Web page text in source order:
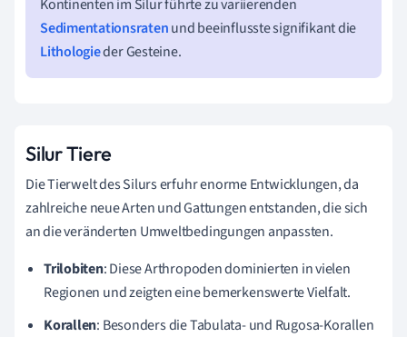
Kontinenten im Silur führte zu variierenden
Sedimentationsratenund beeinflusste signifikant die
Lithologieder Gesteine.
Silur Tiere
Die Tierwelt des Silurs erfuhr enorme Entwicklungen, da
zahlreiche neue Arten und Gattungen entstanden, die sich
an die veränderten Umweltbedingungen anpassten.
Trilobiten: Diese Arthropoden dominierten in vielen
Regionen und zeigten eine bemerkenswerte Vielfalt.
Korallen: Besonders die Tabulata- und Rugosa-Korallen